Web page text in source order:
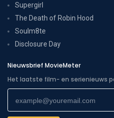
Supergirl
The Death of Robin Hood
Soulm8te
Disclosure Day
Nieuwsbrief MovieMeter
Het laatste film- en serienieuws